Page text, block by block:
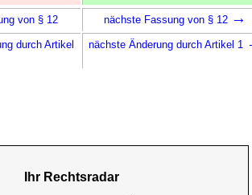
von § 12 nächste Fassung von § 12 →
durch Artikel
nächste Änderung durch Artikel 1
Ihr Rechtsradar